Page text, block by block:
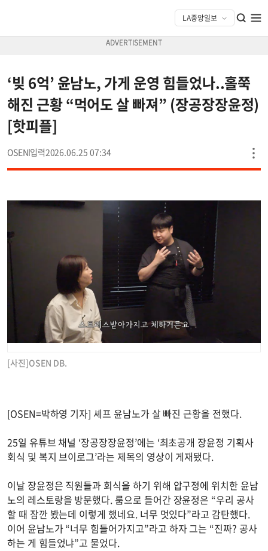
‘빚 6억’ 윤남노, 가게 운영 힘들었나..홀쭉
해진 근황 “먹어도 살 빠져” (장공장장윤정)
[핫피플]
OSEN 2026.06.25 07:34
[사진]OSEN DB.
[OSEN=박하영 기자] 셰프 윤남노가 살 빠진 근황을 전했다.
25일 유튜브 채널 ‘장공장장윤정’에는 ‘최초공개 장윤정 기획사
회식 및 복지 브이로그’라는 제목의 영상이 게재됐다.
이날 장윤정은 직원들과 회식을 하기 위해 압구정에 위치한 윤남
노의 레스토랑을 방문했다. 룸으로 들어간 장윤정은 “우리 공사
할 때 잠깐 봤는데 이렇게 했네요. 너무 멋있다”라고 감탄했다.
이어 윤남노가 “너무 힘들어가지고”라고 하자 그는 “진짜? 공사
하는 게 힘들었냐”고 물었다.